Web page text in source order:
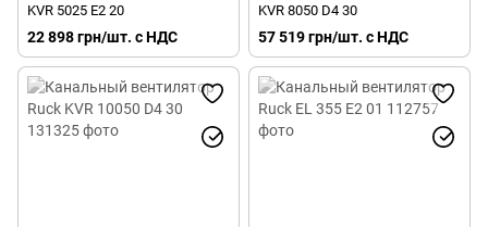
KVR 5025 E2 20
22 898 грн/шт. с НДС
KVR 8050 D4 30
57 519 грн/шт. с НДС